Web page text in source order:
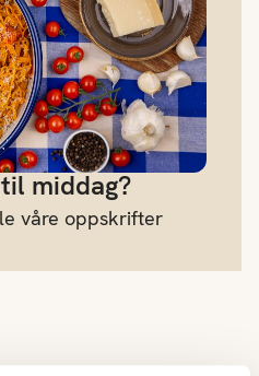
middag?
våre oppskrifter